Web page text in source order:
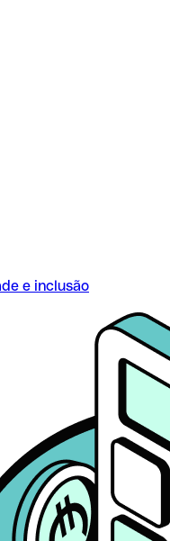
e inclusão